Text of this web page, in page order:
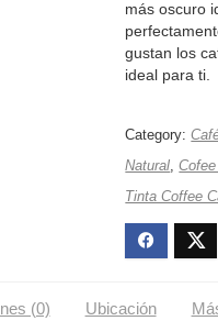
más oscuro
gustan los
ideal para ti.
Category:
Natural,
Tinta Coffee
(0) Ubicación